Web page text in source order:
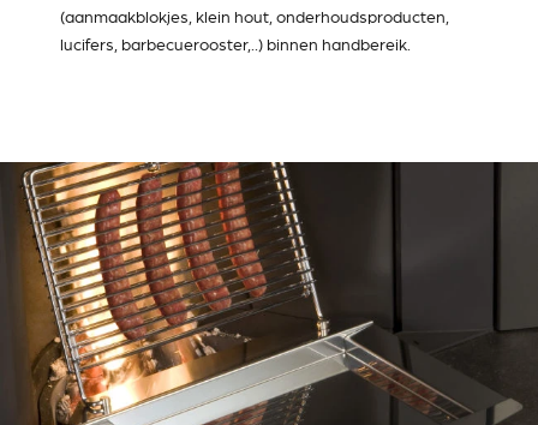
(aanmaakblokjes, klein hout, onderhoudsproducten,
lucifers, barbecuerooster,..) binnen handbereik.